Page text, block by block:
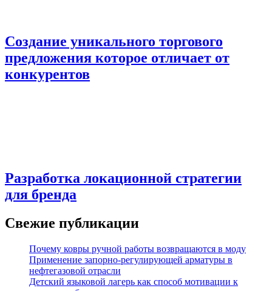
Создание уникального торгового
предложения которое отличает от
конкурентов
Разработка локационной стратегии
для бренда
Свежие публикации
Почему ковры ручной работы возвращаются в моду
Применение запорно-регулирующей арматуры в
нефтегазовой отрасли
Детский языковой лагерь как способ мотивации к